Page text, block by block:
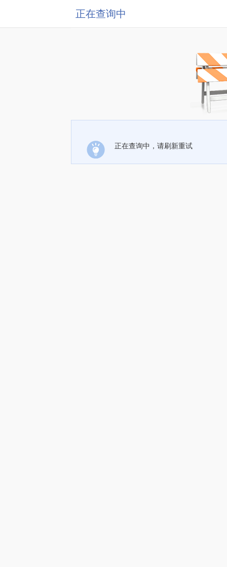
正在查询中
正在查询中，请刷新重试